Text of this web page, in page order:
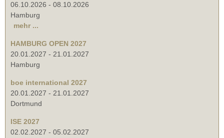
06.10.2026 - 08.10.2026
Hamburg
mehr ...
HAMBURG OPEN 2027
20.01.2027 - 21.01.2027
Hamburg
boe international 2027
20.01.2027 - 21.01.2027
Dortmund
ISE 2027
02.02.2027 - 05.02.2027